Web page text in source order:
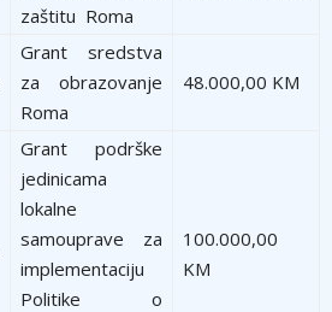
zaštitu Roma
Grant sredstva
za obrazovanje
Roma
48.000,00 KM
Grant podrške
jedinicama
lokalne
samouprave za
implementaciju
Politike o
100.000,00
KM